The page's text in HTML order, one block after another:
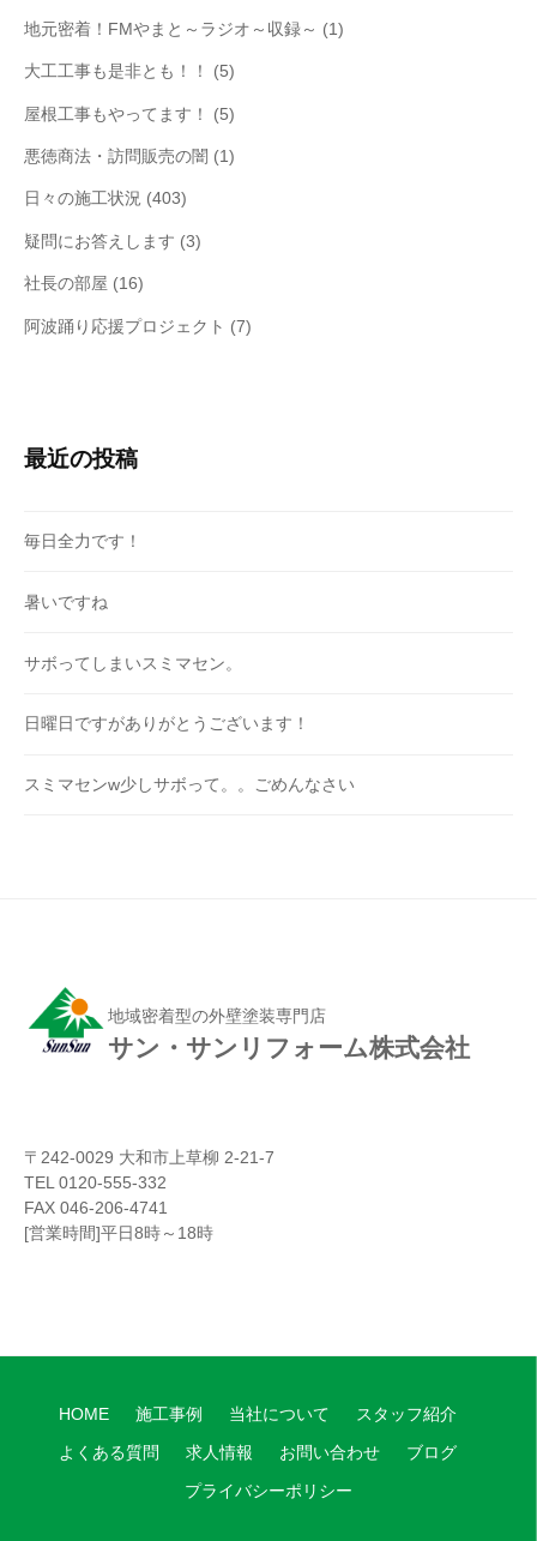
地元密着！FMやまと～ラジオ～収録～ (1)
大工工事も是非とも！！ (5)
屋根工事もやってます！ (5)
悪徳商法・訪問販売の闇 (1)
日々の施工状況 (403)
疑問にお答えします (3)
社長の部屋 (16)
阿波踊り応援プロジェクト (7)
最近の投稿
毎日全力です！
暑いですね
サボってしまいスミマセン。
日曜日ですがありがとうございます！
スミマセンw少しサボって。。ごめんなさい
地域密着型の外壁塗装専門店
サン・サンリフォーム株式会社
〒242-0029 大和市上草柳 2-21-7
TEL 0120-555-332
FAX 046-206-4741
[営業時間]平日8時～18時
HOME 施工事例 当社について スタッフ紹介
よくある質問 求人情報 お問い合わせ ブログ
プライバシーポリシー